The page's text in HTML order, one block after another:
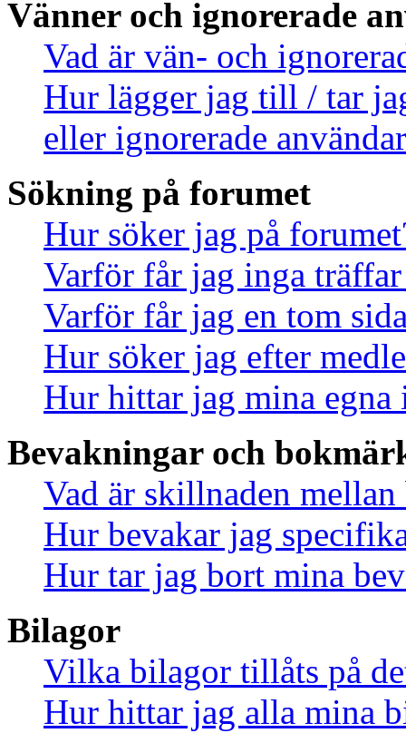
Vänner och ignorerade
Vad är vän- och
Hur lägger jag till / tar
eller ignorerade
Sökning på forumet
Hur söker jag på
Varför får jag inga
Varför får jag en tom
Hur söker jag efter
Hur hittar jag mina egna
Bevakningar och
Vad är skillnaden
Hur bevakar jag
Hur tar jag bort mina
Bilagor
Vilka bilagor tillåts på
Hur hittar jag alla mina